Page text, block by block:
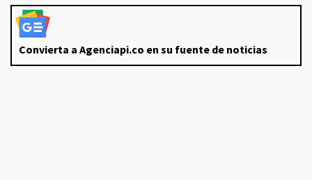
Convierta a Agenciapi.co en su fuente de noticias